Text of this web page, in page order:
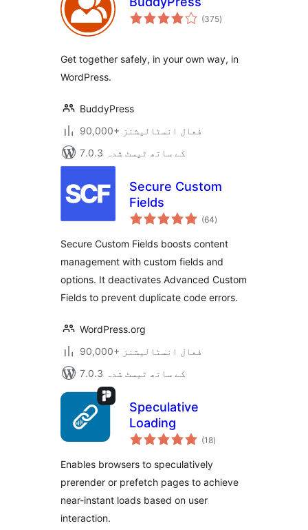
(375مجموعی
درجہ
)
Get together safely, in your own way, in
WordPress.
BuddyPress
90,000+ فعال انسٹالیشنز
7.0.3 کے ساتھ ٹیسٹ شدہ
Secure Custom
Fields
(64مجموعی
درجہ
)
Secure Custom Fields boosts content
management with custom fields and
options. It deactivates Advanced Custom
Fields to prevent duplicate code errors.
WordPress.org
90,000+ فعال انسٹالیشنز
7.0.3 کے ساتھ ٹیسٹ شدہ
Speculative
Loading
(18مجموعی
درجہ
)
Enables browsers to speculatively
prerender or prefetch pages to achieve
near-instant loads based on user
interaction.